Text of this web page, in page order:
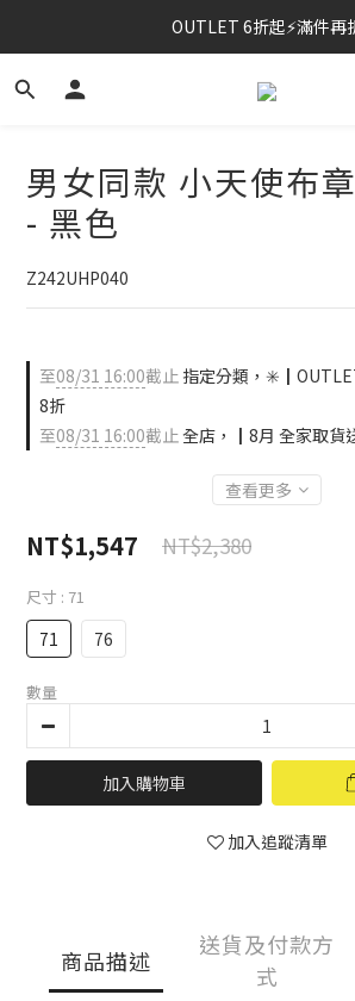
⚡春夏新品｜二件85折
OUTLET 6折起⚡滿件再
⚡春夏新品｜二件85折
男女同款 小天使布
- 黑色
Z242UHP040
至08/31 16:00截止 指定分類，
8折
至08/31 16:00截止全店，┃8月 全家取貨
查看更多
NT$1,547 NT$2,380
尺寸 : 71
71 76
數量
加入購物車
加入追蹤清單
商品描述
送貨及付款方
式